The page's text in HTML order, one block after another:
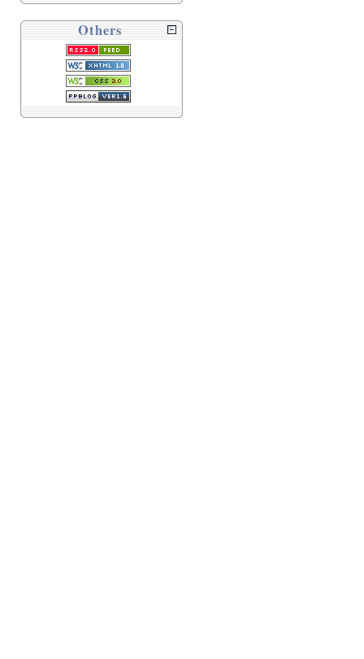
Others